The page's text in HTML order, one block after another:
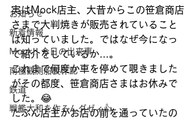
お知らせ
新着情報
Mock!! 今日の出来事
南極観測船製作記
鉄道
戦艦大和を作るんダゼィ👍
実はMock店主、大昔からこの笹倉商店
さまで大判焼きが販売されていること
は知っていました。ではなぜ今になっ
て紹介をしているか…。
これまで何度か車を停めて覗きました
がその都度、笹倉商店さまはお休みで
した。😂
たぶん店主がお店の前を通っていたの